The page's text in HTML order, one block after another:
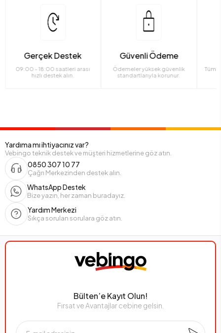
Gerçek Destek
09:00 - 18:00 saatleri arası
hızlı destek alın.
Güvenli Ödeme
Ödemeler yüksek güvenlik
standartlarıyla korunur.
Tüm
Yardıma mı ihtiyacınız var?
Vebingo teknik destek ve müşteri hizmetlerine göz atın.
0850 307 10 77
Çağrı Merkezinden destek alın.
WhatsApp Destek
Bize yazın, her zaman buradayız.
Yardım Merkezi
Sıkça sorulan sorulara göz atın.
Bülten’e Kayıt Olun!
Fırsat ve Avantajlar cebine gelsin.